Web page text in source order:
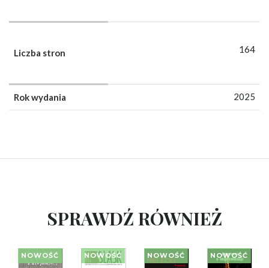
Liczba stron 164
Rok wydania 2025
SPRAWDŹ RÓWNIEŻ
NOWOŚĆ NOWOŚĆ NOWOŚĆ NOWOŚĆ